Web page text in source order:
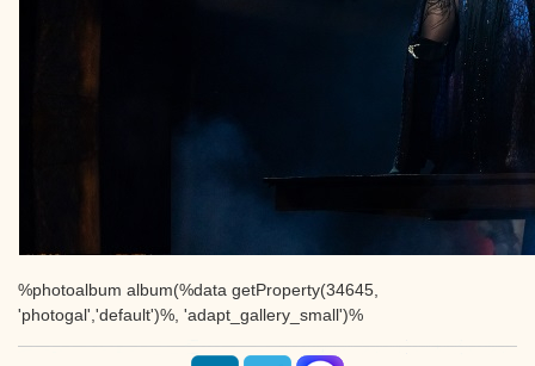
%photoalbum album(%data getProperty(34645,
'photogal','default')%, 'adapt_gallery_small')%